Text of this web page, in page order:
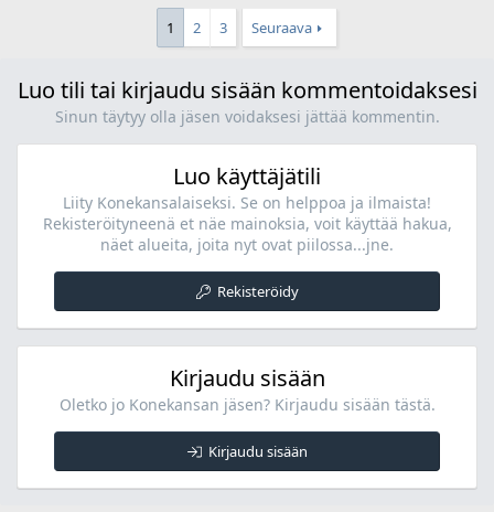
1 2 3 Seuraava
Luo tili tai kirjaudu sisään kommentoidaksesi
Sinun täytyy olla jäsen voidaksesi jättää kommentin.
Luo käyttäjätili
Liity Konekansalaiseksi. Se on helppoa ja ilmaista!
Rekisteröityneenä et näe mainoksia, voit käyttää hakua,
näet alueita, joita nyt ovat piilossa...jne.
Rekisteröidy
Kirjaudu sisään
Oletko jo Konekansan jäsen? Kirjaudu sisään tästä.
Kirjaudu sisään